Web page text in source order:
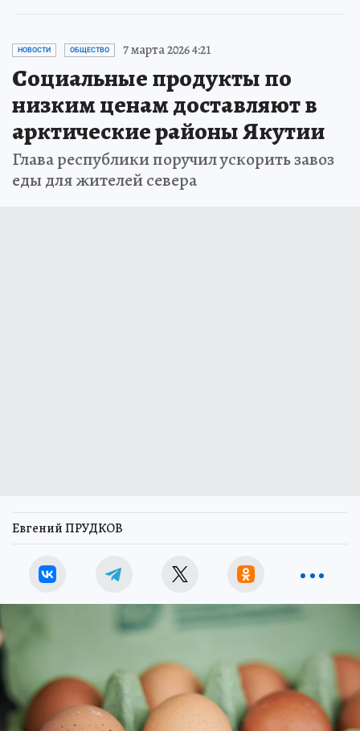
НОВОСТИ ОБЩЕСТВО 7 марта 2026 4:21
Социальные продукты по
низким ценам доставляют в
арктические районы Якутии
Глава республики поручил ускорить завоз
еды для жителей севера
Евгений ПРУДКОВ